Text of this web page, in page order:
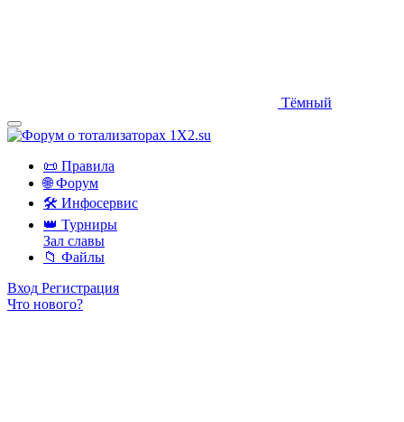
Тёмный
📜 Правила
🌐 Форум
🛠 Инфосервис
👑 Турниры
Зал славы
📁 Файлы
Вход Регистрация
Что нового?